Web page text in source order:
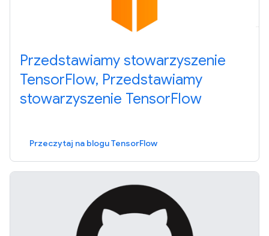
Przedstawiamy stowarzyszenie
TensorFlow, Przedstawiamy
stowarzyszenie TensorFlow
Przeczytaj na blogu TensorFlow